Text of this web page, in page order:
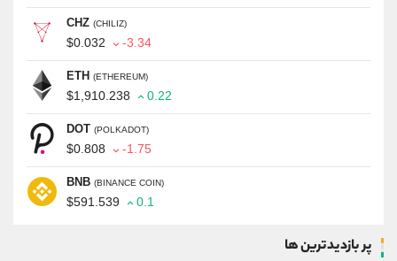
CHZ (CHILIZ)
$0.032 -3.34
ETH (ETHEREUM)
$1,910.238 0.22
DOT (POLKADOT)
$0.808 -1.75
BNB (BINANCE COIN)
$591.539 0.1
پر بازدیدترین ها